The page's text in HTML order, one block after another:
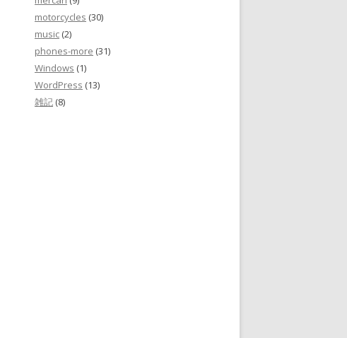
motorcycles (30)
music (2)
phones-more (31)
Windows (1)
WordPress (13)
雑記 (8)